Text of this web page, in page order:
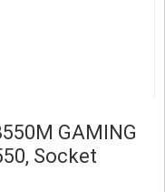
GAMING
Socket